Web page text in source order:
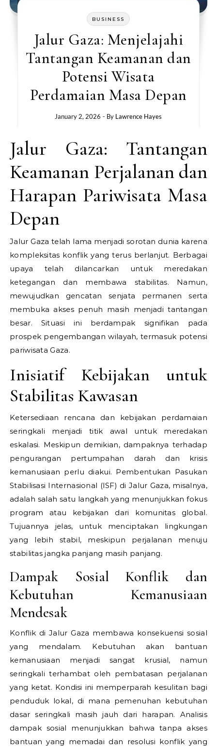
BUSINESS
Jalur Gaza: Menjelajahi
Tantangan Keamanan dan
Potensi Wisata
Perdamaian Masa Depan
January 2, 2026 - By Lawrence Hayes
Jalur Gaza: Tantangan
Keamanan Perjalanan dan
Harapan Pariwisata Masa
Depan
Jalur Gaza telah lama menjadi sorotan dunia karena
kompleksitas konflik yang terus berlanjut. Berbagai
upaya telah dilancarkan untuk meredakan
ketegangan dan membawa stabilitas. Namun,
mewujudkan gencatan senjata permanen serta
membuka akses penuh masih menjadi tantangan
besar. Situasi ini berdampak signifikan pada
prospek pengembangan wilayah, termasuk potensi
pariwisata Gaza.
Inisiatif Kebijakan untuk
Stabilitas Kawasan
Ketersediaan rencana dan kebijakan perdamaian
seringkali menjadi titik awal untuk meredakan
eskalasi. Meskipun demikian, dampaknya terhadap
pengurangan pertumpahan darah dan krisis
kemanusiaan perlu diakui. Pembentukan Pasukan
Stabilisasi Internasional (ISF) di Jalur Gaza, misalnya,
adalah salah satu langkah yang menunjukkan fokus
program atau kebijakan dari komunitas global.
Tujuannya jelas, untuk menciptakan lingkungan
yang lebih stabil, meskipun perjalanan menuju
stabilitas jangka panjang masih panjang.
Dampak Sosial Konflik dan
Kebutuhan Kemanusiaan
Mendesak
Konflik di Jalur Gaza membawa konsekuensi sosial
yang mendalam. Kebutuhan akan bantuan
kemanusiaan menjadi sangat krusial, namun
seringkali terhambat oleh pembatasan perjalanan
yang ketat. Kondisi ini memperparah kesulitan bagi
penduduk lokal, di mana pemenuhan kebutuhan
dasar seringkali masih jauh dari harapan. Analisis
dampak sosial menunjukkan bahwa tanpa akses
bantuan yang memadai dan resolusi konflik yang